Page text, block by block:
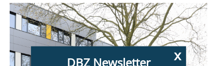
x
DBZ Newsletter